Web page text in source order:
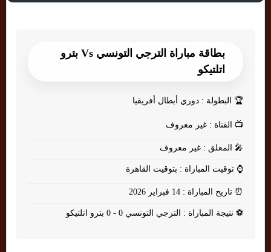
بطاقة مباراة الترجي التونسي Vs بترو
اتلتيكو
🏆 البطولة : دوري أبطال أفريقيا
📺 القناة : غير معروف
🎤 المعلق : غير معروف
⌚ توقيت المباراة : بتوقيت القاهرة
⏰ تاريخ المباراة : 14 فبراير 2026
⚽ نتيجة المباراة : الترجي التونسي 0 - 0 بترو اتلتيكو